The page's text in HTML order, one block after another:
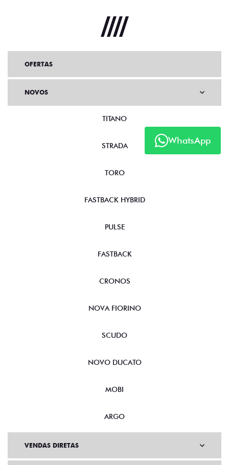
WhatsApp
OFERTAS
NOVOS
TITANO
STRADA
TORO
FASTBACK HYBRID
PULSE
FASTBACK
CRONOS
NOVA FIORINO
SCUDO
NOVO DUCATO
MOBI
ARGO
VENDAS DIRETAS